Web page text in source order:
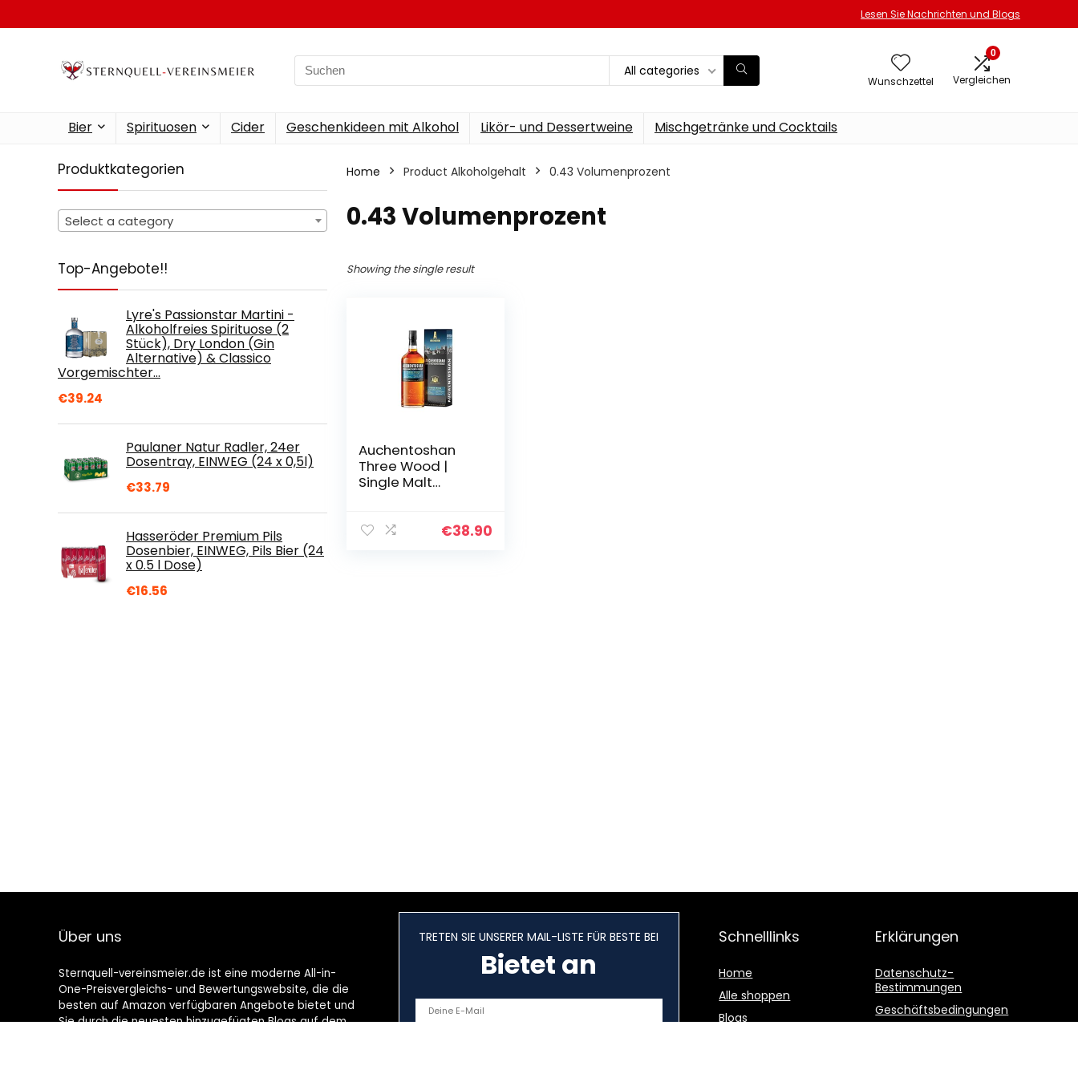
Lesen Sie Nachrichten und Blogs
Search
for:
All categories
Wunschzettel
0
Vergleichen
Bier Spirituosen Cider Geschenkideen mit Alkohol Likör- und Dessertweine Mischgetränke und Cocktails
Produktkategorien
Select a category
Top-Angebote!!
Lyre's Passionstar Martini -
Alkoholfreies Spirituose (2
Stück), Dry London (Gin
Alternative) & Classico
Vorgemischter…
€39.24
Paulaner Natur Radler, 24er
Dosentray, EINWEG (24 x 0,5l)
€33.79
Hasseröder Premium Pils
Dosenbier, EINWEG, Pils Bier (24
x 0.5 l Dose)
€16.56
Home Product Alkoholgehalt ‎0.43 Volumenprozent
‎0.43 Volumenprozent
Showing the single result
Auchentoshan
Three Wood |
Single Malt
Geschenkverpack
€38.90
Über uns
Sternquell-vereinsmeier.de ist eine moderne All-in-
One-Preisvergleichs- und Bewertungswebsite, die die
besten auf Amazon verfügbaren Angebote bietet und
Sie durch die neuesten hinzugefügten Blogs auf dem
TRETEN SIE UNSERER MAIL-LISTE FÜR BESTE BEI
Bietet an
Schnelllinks
Home
Alle shoppen
Blogs
Erklärungen
Datenschutz-
Bestimmungen
Geschäftsbedingungen